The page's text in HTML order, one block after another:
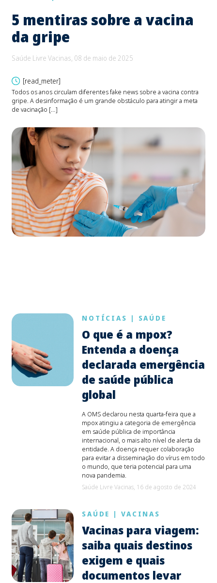
5 mentiras sobre a vacina
da gripe
Saúde Livre Vacinas, 08 de maio de 2025
[read_meter]
Todos os anos circulam diferentes fake news sobre a vacina contra
gripe. A desinformação é um grande obstáculo para atingir a meta
de vacinação […]
NOTÍCIAS | SAÚDE
O que é a mpox?
Entenda a doença
declarada emergência
de saúde pública
global
A OMS declarou nesta quarta-feira que a
mpox atingiu a categoria de emergência
em saúde pública de importância
internacional, o mais alto nível de alerta da
entidade. A doença requer colaboração
para evitar a disseminação do vírus em todo
o mundo, que teria potencial para uma
nova pandemia.
Saúde Livre Vacinas, 16 de agosto de 2024
SAÚDE | VACINAS
Vacinas para viagem:
saiba quais destinos
exigem e quais
documentos levar